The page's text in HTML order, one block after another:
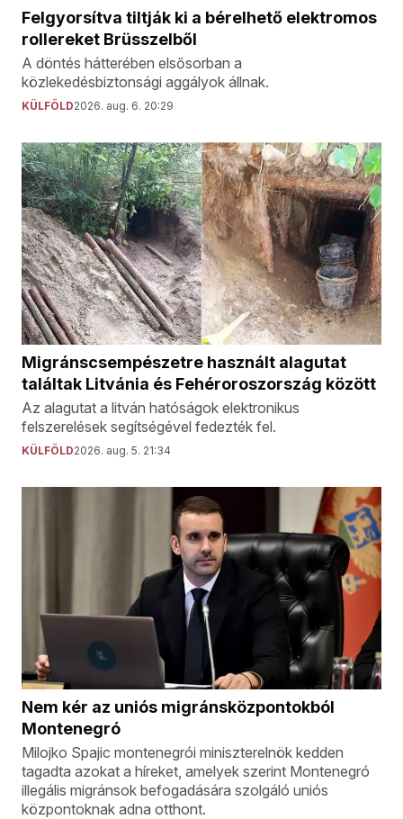
Felgyorsítva tiltják ki a bérelhető elektromos
rollereket Brüsszelből
A döntés hátterében elsősorban a
közlekedésbiztonsági aggályok állnak.
KÜLFÖLD2026. aug. 6. 20:29
Migránscsempészetre használt alagutat
találtak Litvánia és Fehéroroszország között
Az alagutat a litván hatóságok elektronikus
felszerelések segítségével fedezték fel.
KÜLFÖLD2026. aug. 5. 21:34
Nem kér az uniós migránsközpontokból
Montenegró
Milojko Spajic montenegrói miniszterelnök kedden
tagadta azokat a híreket, amelyek szerint Montenegró
illegális migránsok befogadására szolgáló uniós
központoknak adna otthont.